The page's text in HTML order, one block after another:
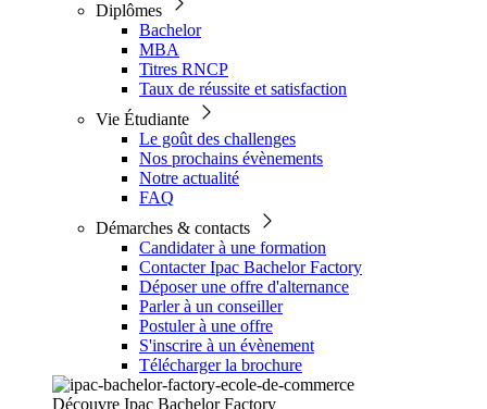
Diplômes
Bachelor
MBA
Titres RNCP
Taux de réussite et satisfaction
Vie Étudiante
Le goût des challenges
Nos prochains évènements
Notre actualité
FAQ
Démarches & contacts
Candidater à une formation
Contacter Ipac Bachelor Factory
Déposer une offre d'alternance
Parler à un conseiller
Postuler à une offre
S'inscrire à un évènement
Télécharger la brochure
Découvre Ipac Bachelor Factory